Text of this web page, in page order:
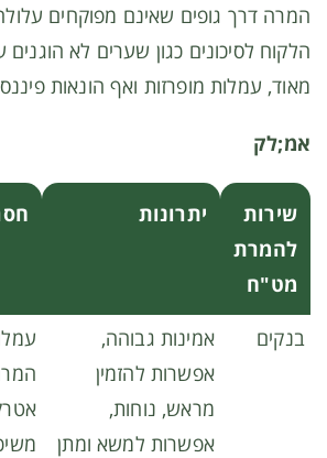
המרה דרך גופים שאינם מפוקחים
הלקוח לסיכונים כגון שערים לא הוגנים
מאוד, עמלות מופרזות ואף הונאות
אמ;לק
שירות
להמרת
מט"ח
יתרונות
בנקים
אמינות גבוהה,
אפשרות להזמין
מראש, נוחות,
אפשרות למשא ומתן